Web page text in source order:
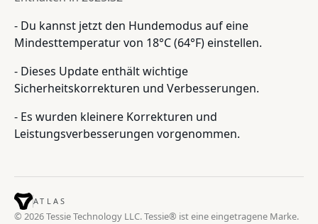
- Du kannst jetzt den Hundemodus auf eine
Mindesttemperatur von 18°C (64°F) einstellen.
- Dieses Update enthält wichtige
Sicherheitskorrekturen und Verbesserungen.
- Es wurden kleinere Korrekturen und
Leistungsverbesserungen vorgenommen.
ATLAS
© 2026 Tessie Technology LLC. Tessie® ist eine eingetragene Marke.